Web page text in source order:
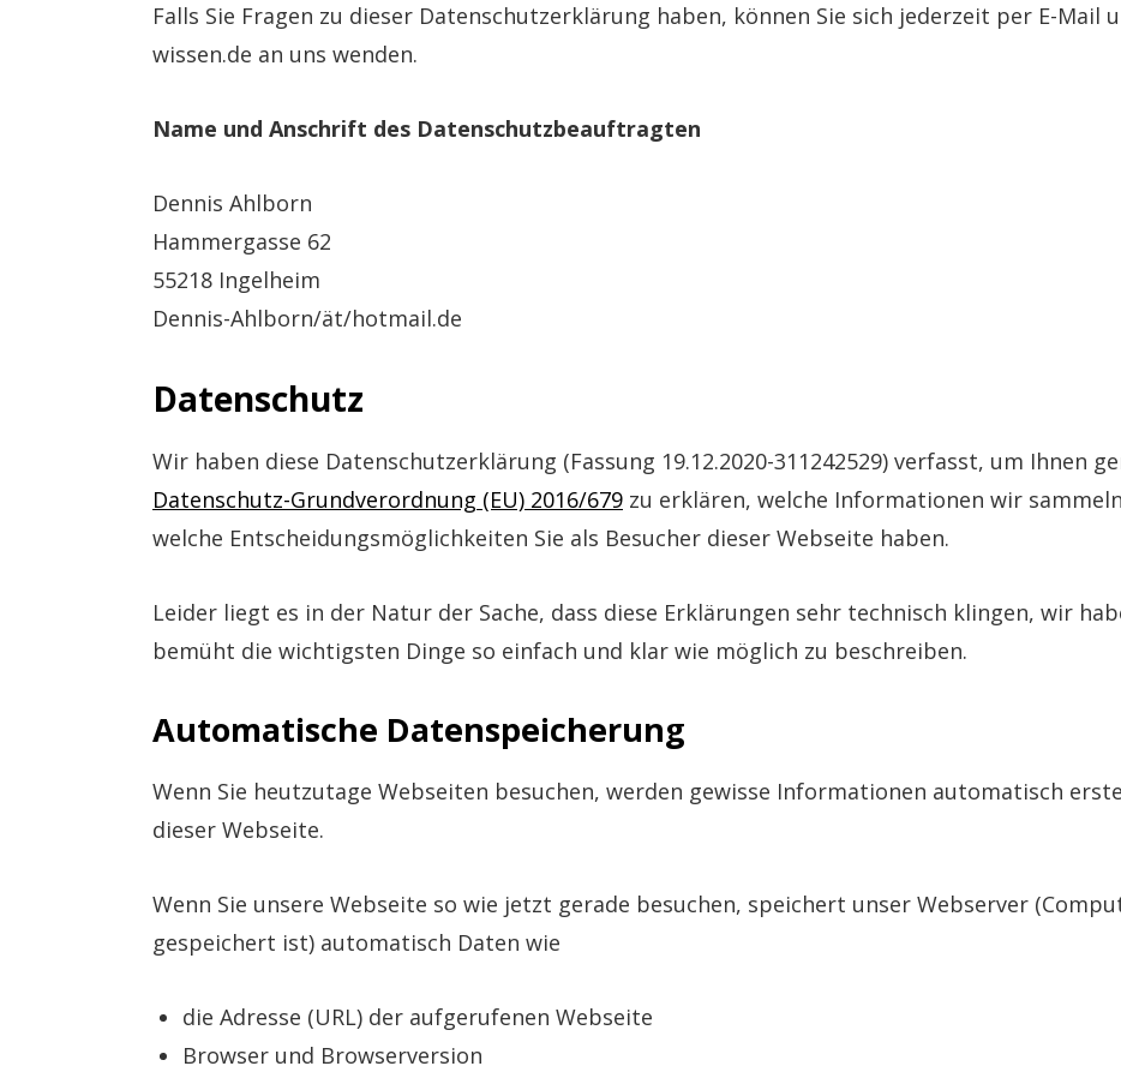
Falls Sie Fragen zu dieser Datenschutzerklärung haben, können Sie sich jederzeit per E-
wissen.de an uns wenden.
Name und Anschrift des Datenschutzbeauftragten
Dennis Ahlborn
Hammergasse 62
55218 Ingelheim
Dennis-Ahlborn/ät/hotmail.de
Datenschutz
Wir haben diese Datenschutzerklärung (Fassung 19.12.2020-311242529) verfasst, um Ihnen
Datenschutz-Grundverordnung (EU) 2016/679 zu erklären, welche Informationen wir
welche Entscheidungsmöglichkeiten Sie als Besucher dieser Webseite haben.
Leider liegt es in der Natur der Sache, dass diese Erklärungen sehr technisch klingen, wir
bemüht die wichtigsten Dinge so einfach und klar wie möglich zu beschreiben.
Automatische Datenspeicherung
Wenn Sie heutzutage Webseiten besuchen, werden gewisse Informationen automatisch
dieser Webseite.
Wenn Sie unsere Webseite so wie jetzt gerade besuchen, speichert unser Webserver
gespeichert ist) automatisch Daten wie
die Adresse (URL) der aufgerufenen Webseite
Browser und Browserversion